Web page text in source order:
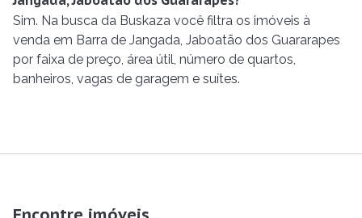
Sim. Na busca da Buskaza você filtra os imóveis à
venda em Barra de Jangada, Jaboatão dos Guararapes
por faixa de preço, área útil, número de quartos,
banheiros, vagas de garagem e suítes.